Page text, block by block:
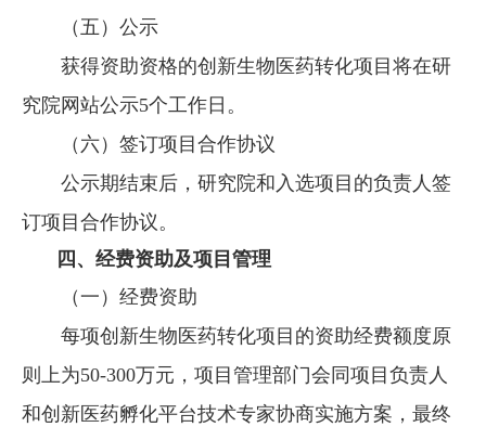
（五）公示
获得资助资格的创新生物医药转化项目将在研
究院网站公示5个工作日。
（六）签订项目合作协议
公示期结束后，研究院和入选项目的负责人签
订项目合作协议。
四、经费资助及项目管理
（一）经费资助
每项创新生物医药转化项目的资助经费额度原
则上为50-300万元，项目管理部门会同项目负责人
和创新医药孵化平台技术专家协商实施方案，最终